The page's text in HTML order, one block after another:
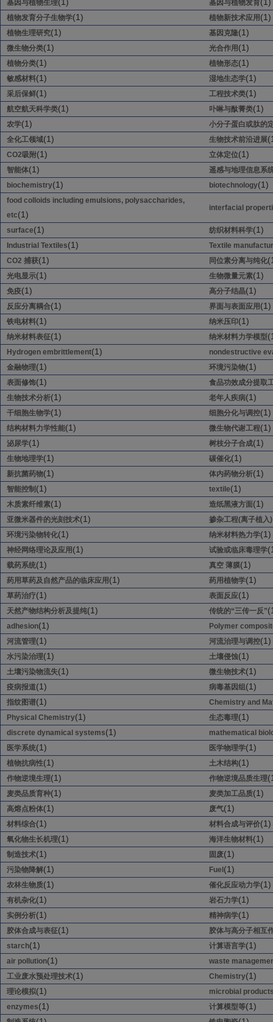
基因与植物生理 基因与植物发育
植物发育分子生物学(1) 植物新技术应用 (1)
植物生理研究(1) 基因克隆(1)
微生物分类(1) 光合作用 (1)
植物分类(1) 植物形态(1)
敏感材料(1) 湿地生态学(1)
采后保鲜(1) 工程技术类(1)
航空航天科学类(1) 卟啉与酞菁类(1)
农学(1)
小分子蛋白或肽的
全化工领域(1) 生物技术前沿进展
CO2吸附(1) 立体定位(1)
智能体(1)
遥感与地理信息系
biochemistry(1) biotechnology(1)
food colloids including emulsions, polysaccharides,
etc(1)
interfacial
surface(1) 纺织材料科学(1)
Industrial Textiles(1)
Textile
CO2 捕获(1) 同位素分离与纯化
光电显示(1) 生物微量元素(1)
免疫(1) 高分子结晶(1)
反应分离耦合(1) 界面与表面应用 (1)
铁电材料(1) 纳米压印(1)
纳米材料表征(1) 纳米材料力学模型
Hydrogen embrittlement(1)
nondestructive
金融物理(1) 环境污染物(1)
表面修饰(1)
食品功效成分提取
生物技术分析(1) 老年人疾病(1)
干细胞生物学(1) 细胞分化与调控(1)
结构材料力学性能(1) 微生物代谢工程(1)
泌尿学(1) 树枝分子合成(1)
生物地理学(1) 碳催化(1)
新抗菌药物(1) 体内药物分析(1)
智能控制 (1) textile(1)
木质素纤维素(1) 造纸黑液方面(1)
亚微米器件的光刻技术(1) 掺杂工程(离子植入)
环境污染物转化(1) 纳米材料热力学(1)
神经网络理论及应用 (1) 试验或临床毒理学
载药系统(1) 真空 薄膜(1)
药用草药及自然产品的临床应用 (1) 药用植物学(1)
草药治疗(1) 表面反应(1)
天然产物结构分析及提纯(1) 传统的“三传一反”
adhesion(1)
Polymer
河流管理(1) 河流治理与调控(1)
水污染治理(1) 土壤侵蚀(1)
土壤污染物流失(1) 微生物技术(1)
疫病报道(1) 病毒基因组(1)
指纹图谱(1)
Chemistry and
Physical Chemistry(1) 生态毒理(1)
discrete dynamical systems(1)
mathematical
医学系统(1) 医学物理学(1)
植物抗病性(1) 土木结构(1)
作物逆境生理(1) 作物逆境品质生理
麦类品质育种(1) 麦类加工品质(1)
高熔点粉体(1) 废气(1)
材料综合(1) 材料合成与评价(1)
氧化物生长机理(1) 海洋生物材料(1)
制造技术(1) 固废(1)
污染物降解(1) Fuel (1)
农林生物质(1) 催化反应动力学(1)
有机杂化(1) 岩石力学(1)
实例分析(1) 精神病学(1)
胶体合成与表征(1)
胶体与高分子相互
starch(1) 计算语言学(1)
air pollution(1)
waste
工业废水预处理技术(1) Chemistry(1)
理论模拟(1)
microbial
enzymes(1) 计算模型等(1)